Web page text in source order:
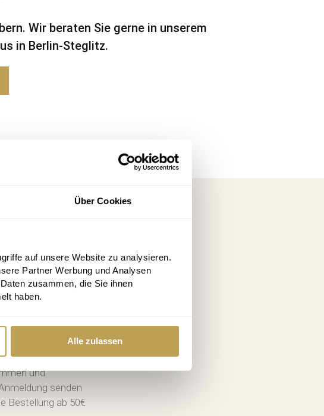
Über Cookies
auf unsere Website zu analysieren.
Partner Werbung und Analysen
zusammen, die Sie ihnen
haben.
Alle zulassen
Wir beraten Sie gerne in unserem
in Berlin-Steglitz.
verpassen
den
Beiträgen. Die
und
senden
Bestellung ab 50€